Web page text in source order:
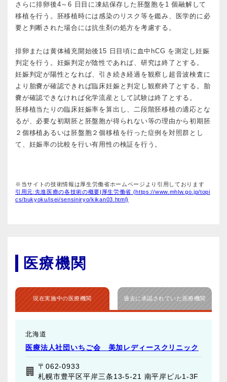
さらに排卵後4～6 日目に凍結保存した胚盤胞を1 個融解して
移植を行う。胚移植時には感染のリスク等を鑑み、医学的に必
要と判断された場合には抗生剤の処方を考慮する。
排卵または黄体補充開始後15 日目頃に血中hCG を測定し妊娠
判定を行う。妊娠判定が陰性であれば、研究は終了とする。
妊娠判定が陽性となれば、引き続き経過を観察し超音波検査に
より胎嚢が確認できれば臨床妊娠と判定し観察終了とする。胎
嚢が確認できなければ化学流産として試験は終了とする。
胚移植当たりの臨床妊娠率を算出し、二段階胚移植の適応とな
るが、必要な初期胚と胚盤胞が得られない等の理由から初期胚
２個移植あるいは胚盤胞２個移植を行った症例を対照群とし
て、妊娠率の比較を行い有用性の検証を行う。
※当サイトの技術情報は厚生労働省ホームページより引用しております
引用元:先進医療の各技術の概要|厚生労働省 (https://www.mhlw.go.jp/topi
cs/bukyoku/isei/sensiniryo/kikan03.html)
医療機関
現在実施中の医療機関 過去に承認されていた医療機関
北海道
医療法人社団いちご会 美加レディースクリニック
〒062-0933
札幌市豊平区平岸三条13-5-21 南平岸ビル1-3F